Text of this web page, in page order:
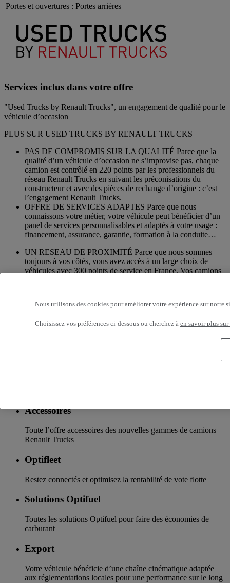
Portes et ouvertures : Portes arrières
Services inclus dans votre offre
"Used Trucks by Renault Trucks", un engagement de qualité pour le
véhicule d’occasion
PLUS SUR USED TRUCKS BY RENAULT TRUCKS
PAS DE COMPROMIS SUR LA QUALITÉ Parce que la
qualité d’un véhicule d’occasion ne s’improvise pas, chaque
camion est contrôlé en 220 points par les professionnels du
réseau Renault Trucks en suivant les préconisations du
constructeur et avec des pièces de rechange d’origine : c’est
l’engagement Renault Trucks.
OFFRE DE SERVICES ADAPTES Parce que nous
connaissons votre métier, votre véhicule peut bénéficier d’un
panel de services personnalisables et adaptés à votre usage :
financement, assurance, garantie, formation à la conduite…
UN RESEAU DE PROXIMITÉ Parce que nous sommes
toujours à vos côtés, vous avez accès à un large choix de
véhicules avec 300 points de service en France. Vos camions
Services additionnels
Accessoires
Toute l’offre accessoires des nouvelles gammes de camions
Renault Trucks
Optifleet
Restez connectés et optimisez la rentabilité de vote flotte
Solutions Optifuel
Toutes les solutions Optifuel pour faire des économies de
carburant
Export
Votre véhicule bénéficie d’une chaîne cinématique adaptée
aux réglementations locales pour une performance sur le long
Nous utilisons des cookies pour améliorer votre expérience sur notre
Choisissez vos préférences ci-dessous ou cherchez à en savoir plus